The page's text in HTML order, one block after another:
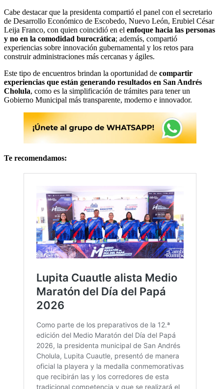
Cabe destacar que la presidenta compartió el panel con el secretario
de Desarrollo Económico de Escobedo, Nuevo León, Erubiel César
Leija Franco, con quien coincidió en el enfoque hacia las personas
y no en la comodidad burocrática; además, compartió
experiencias sobre innovación gubernamental y los retos para
construir administraciones más cercanas y ágiles.
Este tipo de encuentros brindan la oportunidad de compartir
experiencias que están generando resultados en San Andrés
Cholula, como es la simplificación de trámites para tener un
Gobierno Municipal más transparente, moderno e innovador.
Te recomendamos: